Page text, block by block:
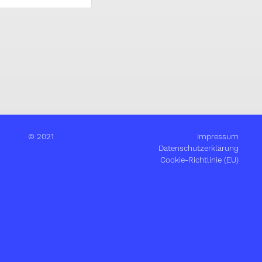
© 2021
Impressum
Datenschutzerklärung
Cookie-Richtlinie (EU)